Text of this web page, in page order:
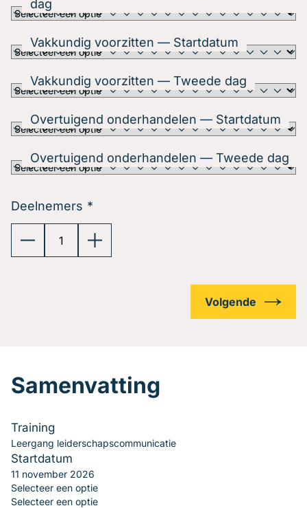
Gratis oefenavonden
Contact
dag
Vakkundig voorzitten — Startdatum
Vakkundig voorzitten — Tweede dag
Overtuigend onderhandelen — Startdatum
Overtuigend onderhandelen — Tweede dag
Deelnemers
Samenvatting
Training
Leergang leiderschapscommunicatie
Startdatum
11 november 2026
Selecteer een optie
Selecteer een optie